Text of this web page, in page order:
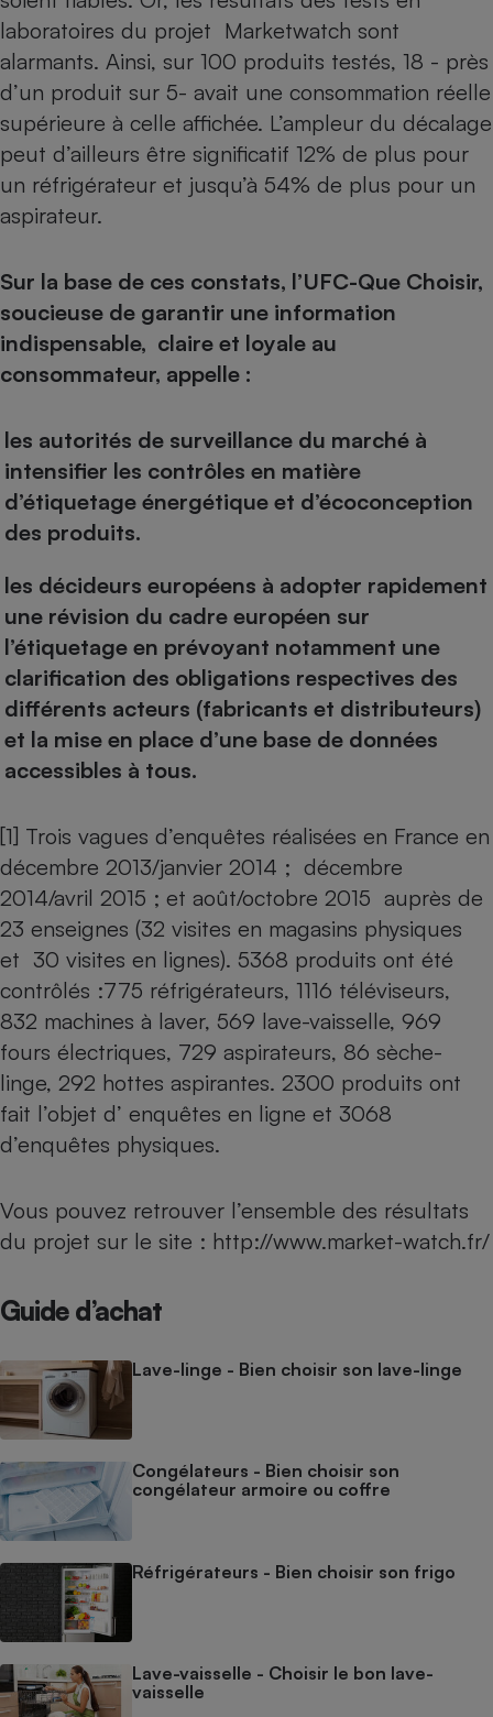
laboratoires du projet Marketwatch sont
alarmants. Ainsi, sur 100 produits testés, 18 - près
d’un produit sur 5- avait une consommation réelle
supérieure à celle affichée. L’ampleur du décalage
peut d’ailleurs être significatif 12% de plus pour
un réfrigérateur et jusqu’à 54% de plus pour un
aspirateur.
Sur la base de ces constats, l’UFC-Que Choisir,
soucieuse de garantir une information
indispensable, claire et loyale au
consommateur, appelle :
les autorités de surveillance du marché à
intensifier les contrôles en matière
d’étiquetage énergétique et d’écoconception
des produits.
les décideurs européens à adopter rapidement
une révision du cadre européen sur
l’étiquetage en prévoyant notamment une
clarification des obligations respectives des
différents acteurs (fabricants et distributeurs)
et la mise en place d’une base de données
accessibles à tous.
[1] Trois vagues d’enquêtes réalisées en France en
décembre 2013/janvier 2014 ; décembre
2014/avril 2015 ; et août/octobre 2015 auprès de
23 enseignes (32 visites en magasins physiques
et 30 visites en lignes). 5368 produits ont été
contrôlés :775 réfrigérateurs, 1116 téléviseurs,
832 machines à laver, 569 lave-vaisselle, 969
fours électriques, 729 aspirateurs, 86 sèche-
linge, 292 hottes aspirantes. 2300 produits ont
fait l’objet d’ enquêtes en ligne et 3068
d’enquêtes physiques.
Vous pouvez retrouver l’ensemble des résultats
du projet sur le site : http://www.market-watch.fr/
Guide d’achat
Lave-linge - Bien choisir son lave-linge
Congélateurs - Bien choisir son
congélateur armoire ou coffre
Réfrigérateurs - Bien choisir son frigo
Lave-vaisselle - Choisir le bon lave-
vaisselle